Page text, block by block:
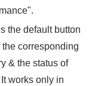
the default button
the corresponding
& the status of
works only in